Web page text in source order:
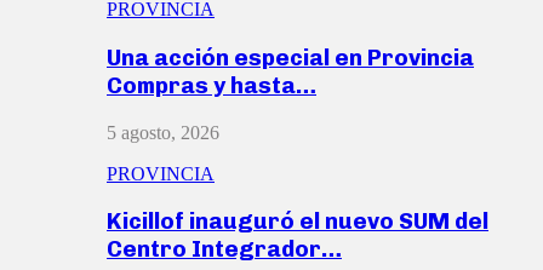
PROVINCIA
Una acción especial en Provincia
Compras y hasta…
5 agosto, 2026
PROVINCIA
Kicillof inauguró el nuevo SUM del
Centro Integrador…